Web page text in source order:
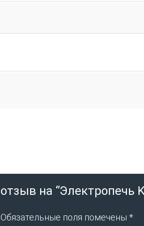
на “Электропечь
Обязательные поля помечены *